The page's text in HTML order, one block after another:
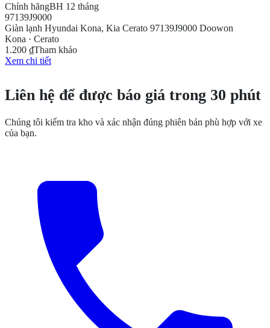
Chính hãngBH 12 tháng
97139J9000
Giàn lạnh Hyundai Kona, Kia Cerato 97139J9000 Doowon
Kona · Cerato
1.200 ₫Tham khảo
Xem chi tiết
Liên hệ để được báo giá trong 30 phút
Chúng tôi kiểm tra kho và xác nhận đúng phiên bản phù hợp với xe
của bạn.